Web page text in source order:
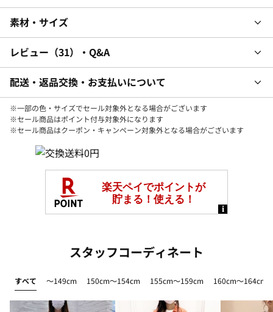
素材・サイズ
レビュー 31 ・Q&A
配送・返品交換・お支払いについて
※一部の色・サイズでセール対象外となる場合がございます
※セール商品はポイント付与対象外になります
※セール商品はクーポン・キャンペーン対象外となる場合がございます
スタッフコーディネート
すべて ～149cm 150cm～154cm 155cm～159cm 160cm～164cm